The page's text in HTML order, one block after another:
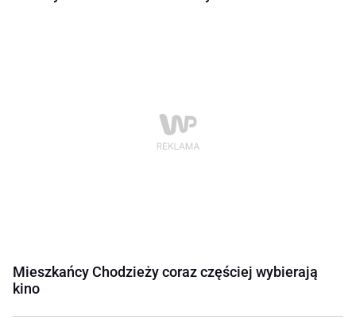
Mieszkańcy Chodzieży coraz częściej wybierają
kino